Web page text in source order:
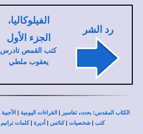
رد الشر
الفيلوكاليا،
الجزء الأول
كتب القمص تادرس
يعقوب ملطي
الكتاب المقدس: بحث،تفاسير | القراءات اليومية | الأجبية
كتب | شخصيات |كنائس | أديرة |كلمات ترانيم